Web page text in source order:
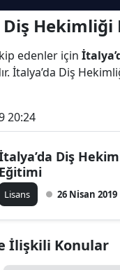
edenler için
İtalya’da Diş
20:24
Diş
Eğitimi
Lisans 26 Nisan 2019
İlişkili Konular